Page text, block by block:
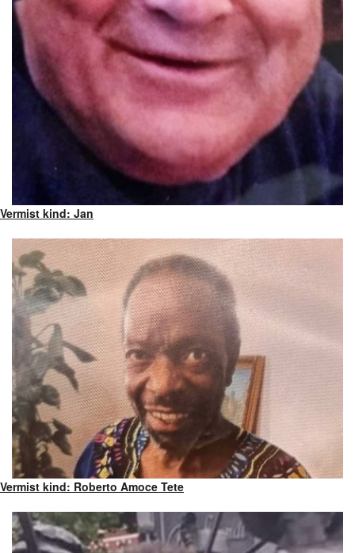
Vermist kind: Jan
Vermist kind: Roberto Amoce Tete